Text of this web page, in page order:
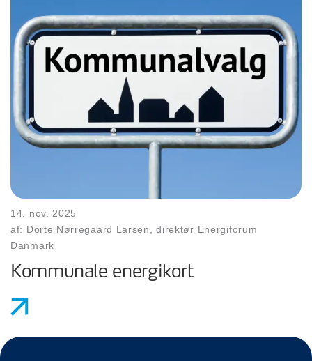
14. nov. 2025
af: Dorte Nørregaard Larsen, direktør Energiforum
Danmark
Kommunale energikort